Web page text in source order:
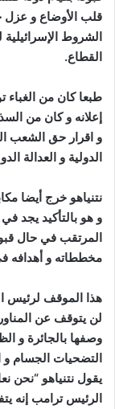
قلب الأوضاع و
الشروط
القطاع.
طبعا كان من الغباء
إعلانه و كان من
و اقرار حق الشعب
الدولية و العدالة
نتنياهو خرج أيضا
و هو بالتأكيد يجد
المرتقب في حال
مخططاته و أهدافه
هذا الموقف لرئيس
لن يتوقف عن
وصفها بالجائرة و
التضحيات الجسام و
يقول نتنياهو “نحن
الرئيس ترامب إنه